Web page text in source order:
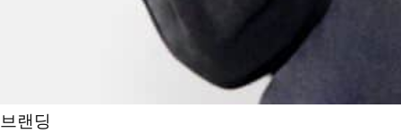
브랜딩